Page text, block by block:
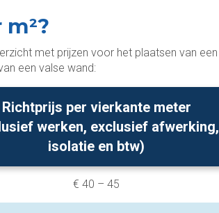
met prijzen voor het plaatsen van een
een valse wand:
Richtprijs per vierkante meter
werken, exclusief afwerking,
isolatie en btw)
€ 40 – 45